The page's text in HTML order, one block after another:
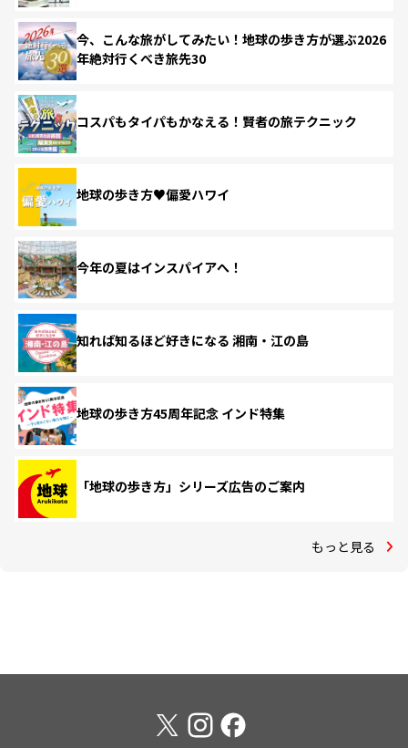
今、こんな旅がしてみたい！地球の歩き方が選ぶ2026
年絶対行くべき旅先30
コスパもタイパもかなえる！賢者の旅テクニック
地球の歩き方♥偏愛ハワイ
今年の夏はインスパイアへ！
知れば知るほど好きになる 湘南・江の島
地球の歩き方45周年記念 インド特集
「地球の歩き方」シリーズ広告のご案内
もっと見る